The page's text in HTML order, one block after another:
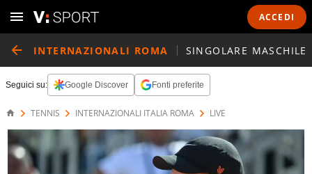
ACCEDI
INTERNAZIONALI ROMA SINGOLARE MASCHILE
Seguici su: Google Discover Fonti preferite
TENNIS INTERNAZIONALI ITALIA ROMA LIVE